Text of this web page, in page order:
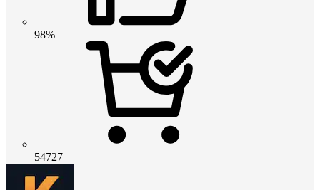
98%
54727